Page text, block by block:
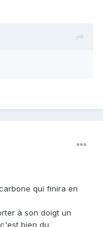
qui finira en
à son doigt un
bien du